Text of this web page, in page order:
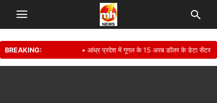
BREAKING: • आंध्र प्रदेश में गूगल के 15 अरब डॉलर के डेटा सेंटर